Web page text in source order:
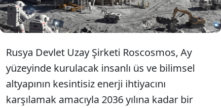
Rusya Devlet Uzay Şirketi Roscosmos, Ay
yüzeyinde kurulacak insanlı üs ve bilimsel
altyapının kesintisiz enerji ihtiyacını
karşılamak amacıyla 2036 yılına kadar bir